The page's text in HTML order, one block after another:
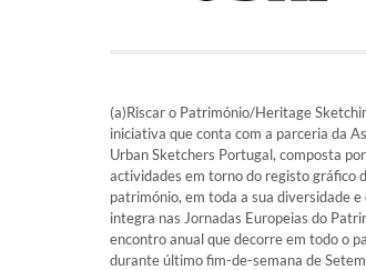
(a)Riscar o Património/Heritage
iniciativa que conta com a parceria da
Urban Sketchers Portugal, composta
actividades em torno do registo gráfico
património, em toda a sua diversidade e
integra nas Jornadas Europeias do
encontro anual que decorre em todo o
durante último fim-de-semana de